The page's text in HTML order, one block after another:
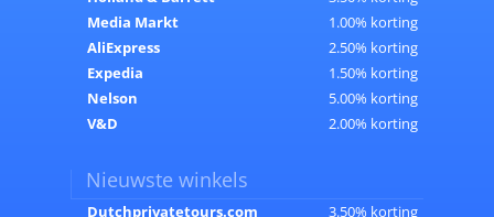
Media Markt
1.00% korting
AliExpress
2.50% korting
Expedia
1.50% korting
Nelson
5.00% korting
V&D
2.00% korting
Nieuwste winkels
Dutchprivatetours.com 3.50% korting